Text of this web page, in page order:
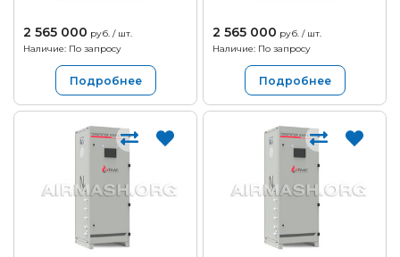
2 565 000 руб. / шт.
Наличие: По запросу
Подробнее
2 565 000 руб. / шт.
Наличие: По запросу
Подробнее